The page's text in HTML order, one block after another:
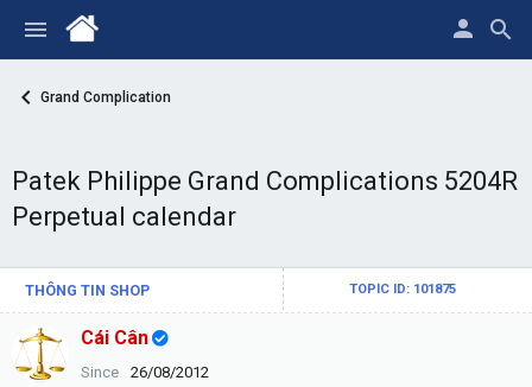
Grand Complication
Patek Philippe Grand Complications 5204R
Perpetual calendar
THÔNG TIN SHOP TOPIC ID: 101875
Cái Cân
Since 26/08/2012